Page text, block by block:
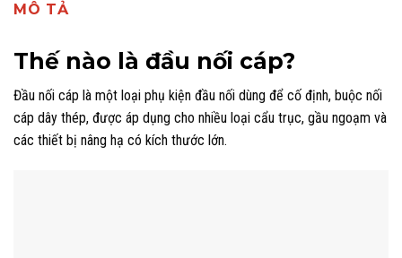
MÔ TẢ
Thế nào là đầu nối cáp?
Đầu nối cáp là một loại phụ kiện đầu nối dùng để cố định, buộc nối
cáp dây thép, được áp dụng cho nhiều loại cẩu trục, gầu ngoạm và
các thiết bị nâng hạ có kích thước lớn.